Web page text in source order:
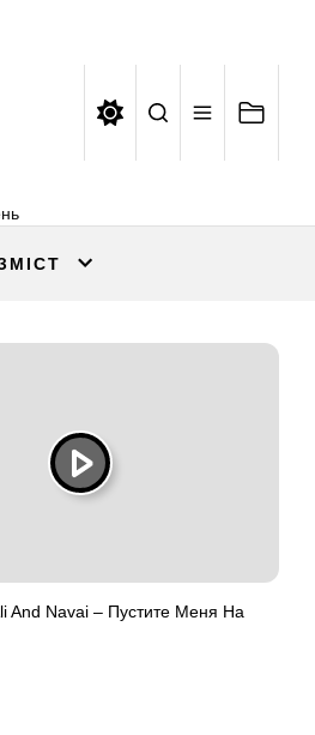
And Navai – Пустите Меня На